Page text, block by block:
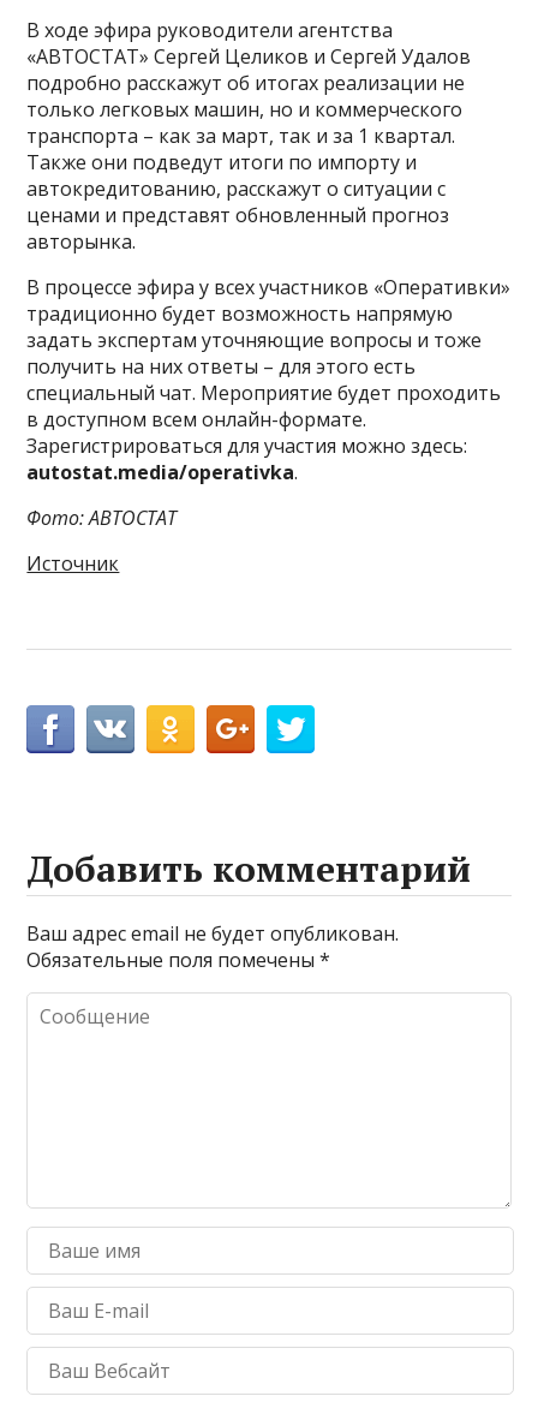
В ходе эфира руководители агентства
«АВТОСТАТ» Сергей Целиков и Сергей Удалов
подробно расскажут об итогах реализации не
только легковых машин, но и коммерческого
транспорта – как за март, так и за 1 квартал.
Также они подведут итоги по импорту и
автокредитованию, расскажут о ситуации с
ценами и представят обновленный прогноз
авторынка.
В процессе эфира у всех участников «Оперативки»
традиционно будет возможность напрямую
задать экспертам уточняющие вопросы и тоже
получить на них ответы – для этого есть
специальный чат. Мероприятие будет проходить
в доступном всем онлайн-формате.
Зарегистрироваться для участия можно здесь:
autostat.media/operativka.
Фото: АВТОСТАТ
Источник
Добавить комментарий
Ваш адрес email не будет опубликован.
Обязательные поля помечены*